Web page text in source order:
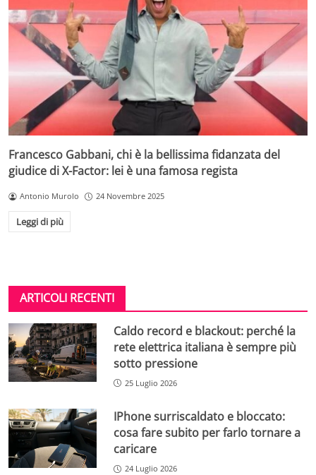
Francesco Gabbani, chi è la bellissima fidanzata del
giudice di X-Factor: lei è una famosa regista
Antonio Murolo 24 Novembre 2025
Leggi di più
ARTICOLI RECENTI
Caldo record e blackout: perché la
rete elettrica italiana è sempre più
sotto pressione
25 Luglio 2026
IPhone surriscaldato e bloccato:
cosa fare subito per farlo tornare a
caricare
24 Luglio 2026